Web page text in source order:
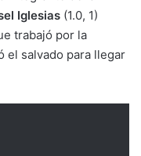
Iglesias (1.0, 1)
trabajó por la
el salvado para llegar